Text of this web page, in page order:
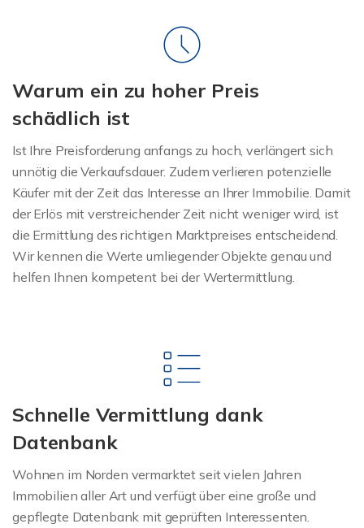
Warum ein zu hoher Preis
schädlich ist
Ist Ihre Preisforderung anfangs zu hoch, verlängert sich
unnötig die Verkaufsdauer. Zudem verlieren potenzielle
Käufer mit der Zeit das Interesse an Ihrer Immobilie. Damit
der Erlös mit verstreichender Zeit nicht weniger wird, ist
die Ermittlung des richtigen Marktpreises entscheidend.
Wir kennen die Werte umliegender Objekte genau und
helfen Ihnen kompetent bei der Wertermittlung.
Schnelle Vermittlung dank
Datenbank
Wohnen im Norden vermarktet seit vielen Jahren
Immobilien aller Art und verfügt über eine große und
gepflegte Datenbank mit geprüften Interessenten.